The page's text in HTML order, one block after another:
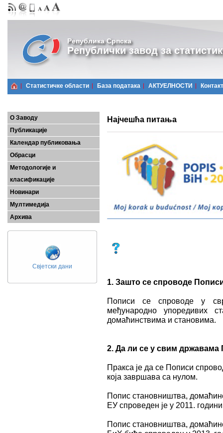
Република Српска
Републички завод за
Статистичке области Базa података АКТУЕЛНОСТИ Контакт
О Заводу
Публикације
Календар публиковања
Обрасци
Методологије и
класификације
Новинари
Мултимедија
Архива
Свјетски дани
Најчешћа питања
1. Зашто се спроводе
Пописи се спроводе у
међународно упоредивих
домаћинствима и становима.
2. Да ли се у свим државама
Пракса је да се Пописи
која завршава са нулом.
Попис становништва,
ЕУ спроведен је у 2011.
Попис становништва,